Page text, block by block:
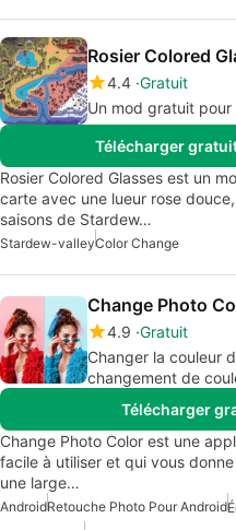
Rosier Colored
4.4 Gratuit
Un mod gratuit
Télécharger
Rosier Colored Glasses est un
carte avec une lueur rose
saisons de Stardew…
Stardew-valleyColor Change
Change Photo
4.9 Gratuit
Changer la couleur
changement de
Télécharger
Change Photo Color est une
facile à utiliser et qui vous
une large…
AndroidRetouche Photo Pour Android